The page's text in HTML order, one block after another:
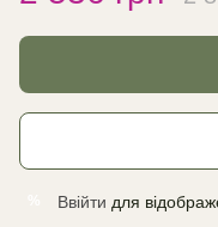
Ввійти для